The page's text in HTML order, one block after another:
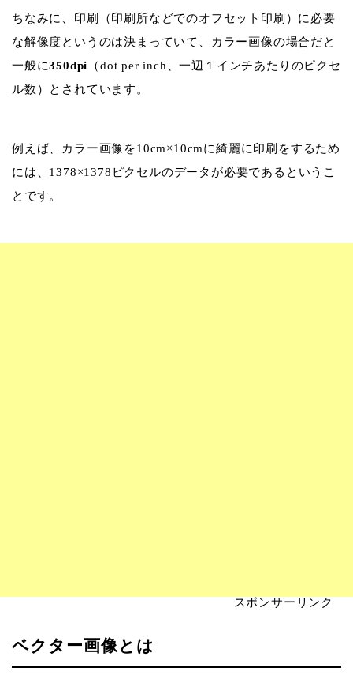
ちなみに、印刷（印刷所などでのオフセット印刷）に必要
な解像度というのは決まっていて、カラー画像の場合だと
一般に350dpi （dot per inch、一辺１インチあたりのピクセ
ル数）とされています。
例えば、カラー画像を10cm×10cmに綺麗に印刷をするため
には、1378×1378ピクセルのデータが必要であるというこ
とです。
スポンサーリンク
ベクター画像とは